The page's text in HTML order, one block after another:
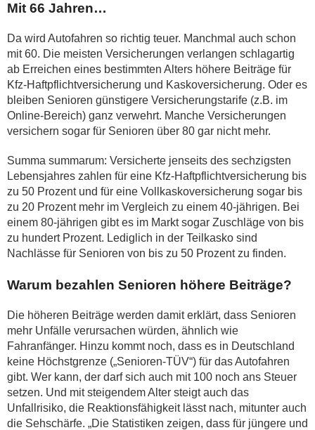
Mit 66 Jahren…
Da wird Autofahren so richtig teuer. Manchmal auch schon
mit 60. Die meisten Versicherungen verlangen schlagartig
ab Erreichen eines bestimmten Alters höhere Beiträge für
Kfz-Haftpflichtversicherung und Kaskoversicherung. Oder es
bleiben Senioren günstigere Versicherungstarife (z.B. im
Online-Bereich) ganz verwehrt. Manche Versicherungen
versichern sogar für Senioren über 80 gar nicht mehr.
Summa summarum: Versicherte jenseits des sechzigsten
Lebensjahres zahlen für eine Kfz-Haftpflichtversicherung bis
zu 50 Prozent und für eine Vollkaskoversicherung sogar bis
zu 20 Prozent mehr im Vergleich zu einem 40-jährigen. Bei
einem 80-jährigen gibt es im Markt sogar Zuschläge von bis
zu hundert Prozent. Lediglich in der Teilkasko sind
Nachlässe für Senioren von bis zu 50 Prozent zu finden.
Warum bezahlen Senioren höhere Beiträge?
Die höheren Beiträge werden damit erklärt, dass Senioren
mehr Unfälle verursachen würden, ähnlich wie
Fahranfänger. Hinzu kommt noch, dass es in Deutschland
keine Höchstgrenze („Senioren-TÜV“) für das Autofahren
gibt. Wer kann, der darf sich auch mit 100 noch ans Steuer
setzen. Und mit steigendem Alter steigt auch das
Unfallrisiko, die Reaktionsfähigkeit lässt nach, mitunter auch
die Sehschärfe. „Die Statistiken zeigen, dass für jüngere und